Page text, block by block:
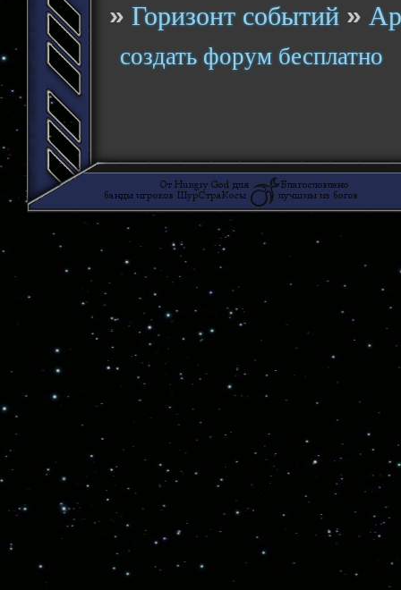
»Горизонт событий »
создать форум бесплатно